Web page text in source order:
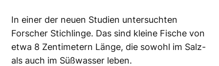
In einer der neuen Studien untersuchten
Forscher Stichlinge. Das sind kleine Fische von
etwa 8 Zentimetern Länge, die sowohl im Salz-
als auch im Süßwasser leben.